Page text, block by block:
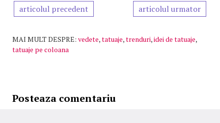
articolul precedent articolul urmator
MAI MULT DESPRE: vedete,tatuaje,trenduri,idei de tatuaje,
tatuaje pe coloana
Posteaza comentariu